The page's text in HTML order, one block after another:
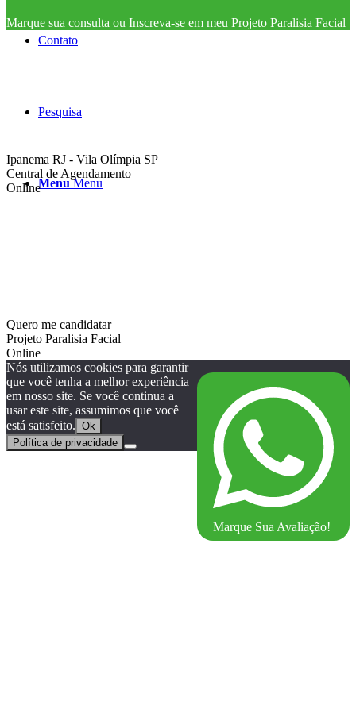
Contato
Pesquisa
Menu Menu
Marque sua consulta ou Inscreva-se em meu Projeto Paralisia Facial
Ipanema RJ - Vila Olímpia SP
Central de Agendamento
Online
Quero me candidatar
Projeto Paralisia Facial
Online
Marque Sua Avaliação!
Nós utilizamos cookies para garantir
que você tenha a melhor experiência
em nosso site. Se você continua a
usar este site, assumimos que você
está satisfeito. Ok
Política de privacidade